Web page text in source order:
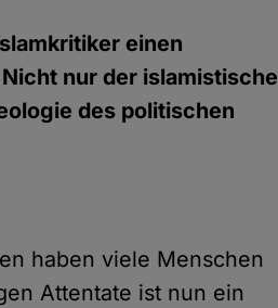
einen
nur der islamistische
des politischen
haben viele Menschen
Attentate ist nun ein